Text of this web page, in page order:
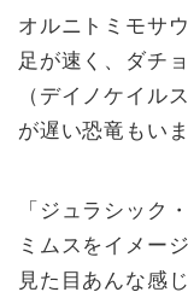
オルニトミモサ
足が速く、ダチ
（デイノケイル
が遅い恐竜もいま
「ジュラシック
ミムスをイメー
見た目あんな感じ